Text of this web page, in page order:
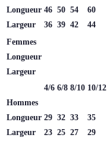
Longueur 46 50 54 60
Largeur
36 39 42 44
Femmes
Longueur
Largeur
4/6 6/8 8/10 10/12
Hommes
Longueur 29 32 33 35
Largeur
23 25 27 29